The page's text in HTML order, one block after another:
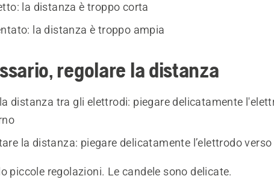
la distanza è troppo corta
la distanza è troppo ampia
regolare la distanza
distanza tra gli elettrodi: piegare delicatamente
la distanza: piegare delicatamente l’elettrodo
piccole regolazioni. Le candele sono delicate.